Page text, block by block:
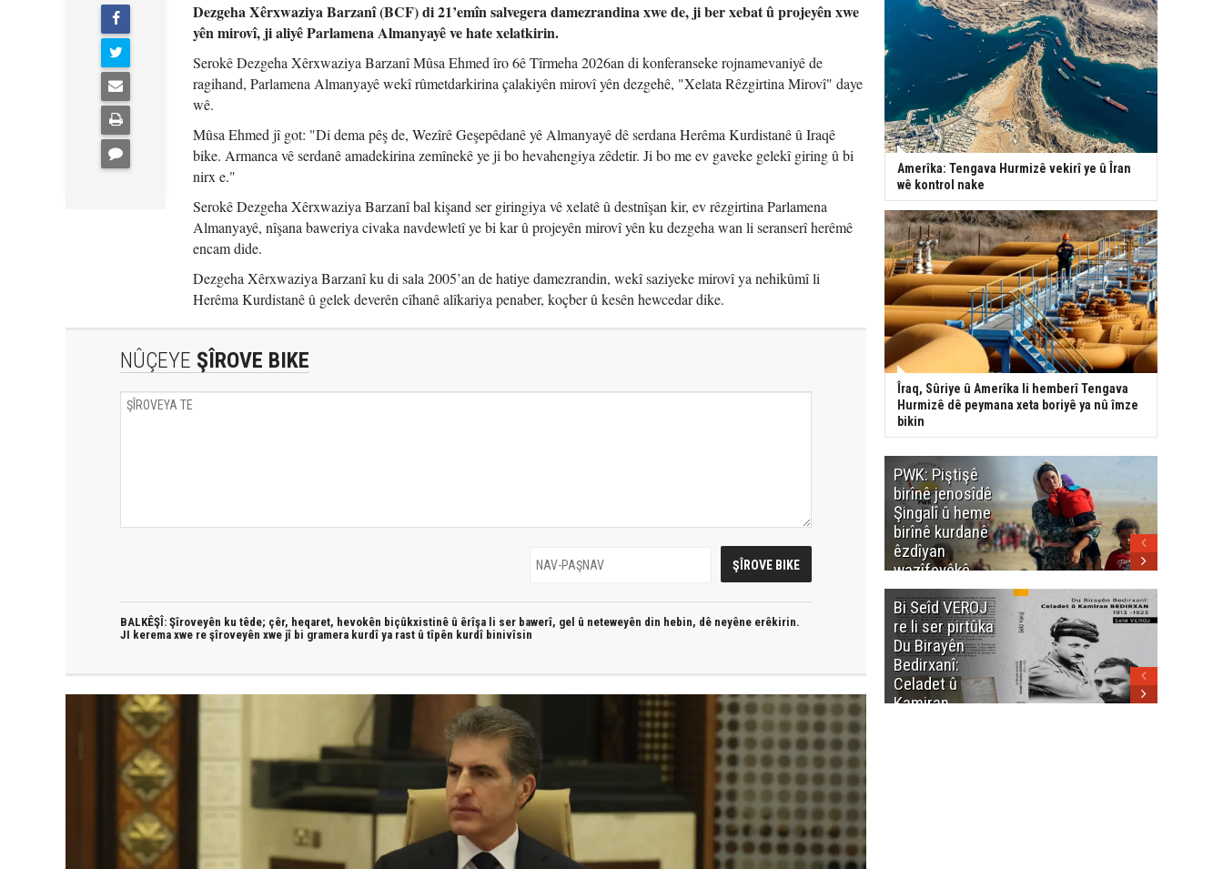
Dezgeha Xêrxwaziya Barzanî (BCF) di 21’emîn salvegera damezrandina xwe de, ji ber xebat û projeyên xwe
yên mirovî, ji aliyê Parlamena Almanyayê ve hate xelatkirin.
Serokê Dezgeha Xêrxwaziya Barzanî Mûsa Ehmed îro 6ê Tîrmeha 2026an di konferanseke rojnamevaniyê de
ragihand, Parlamena Almanyayê wekî rûmetdarkirina çalakiyên mirovî yên dezgehê, "Xelata Rêzgirtina Mirovî" daye
wê.
Mûsa Ehmed jî got: "Di dema pêş de, Wezîrê Geşepêdanê yê Almanyayê dê serdana Herêma Kurdistanê û Iraqê
bike. Armanca vê serdanê amadekirina zemînekê ye ji bo hevahengiya zêdetir. Ji bo me ev gaveke gelekî giring û bi
nirx e."
Serokê Dezgeha Xêrxwaziya Barzanî bal kişand ser giringiya vê xelatê û destnîşan kir, ev rêzgirtina Parlamena
Almanyayê, nîşana baweriya civaka navdewletî ye bi kar û projeyên mirovî yên ku dezgeha wan li seranserî herêmê
encam dide.
Dezgeha Xêrxwaziya Barzanî ku di sala 2005’an de hatiye damezrandin, wekî saziyeke mirovî ya nehikûmî li
Herêma Kurdistanê û gelek deverên cîhanê alîkariya penaber, koçber û kesên hewcedar dike.
NÛÇEYE ŞÎROVE BIKE
BALKÊŞÎ: Şîroveyên ku têde; çêr, heqaret, hevokên biçûkxistinê û êrîşa li ser bawerî, gel û neteweyên din hebin, dê neyêne erêkirin.
JI kerema xwe re şîroveyên xwe jî bi gramera kurdî ya rast û tîpên kurdî binivîsin
Amerîka: Tengava Hurmizê vekirî ye û Îran
wê kontrol nake
Îraq, Sûriye û Amerîka li hemberî Tengava
Hurmizê dê peymana xeta boriyê ya nû îmze
bikin
PWK: Piştişê
birînê jenosîdê
Şingalî û heme
birînê kurdanê
êzdîyan
wazîfeyêkê
neteweyî yê
heme kurdanê
dinya yo
Bi Seîd VEROJ
re li ser pirtûka
Du Birayên
Bedirxanî:
Celadet û
Kamiran